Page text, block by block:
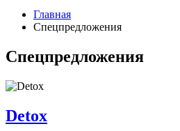
Главная
Спецпредложения
Спецпредложения
Detox